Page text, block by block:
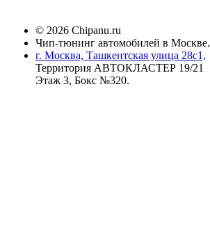
© 2026 Chipanu.ru
Чип-тюнинг автомобилей в Москве.
г. Москва, Ташкентская улица 28с1,
Территория АВТОКЛАСТЕР 19/21
Этаж 3, Бокс №320.